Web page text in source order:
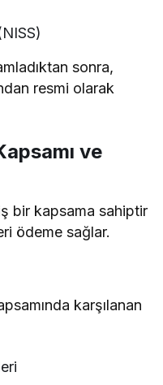
sonra,
resmi olarak
ve
bir kapsama sahiptir
ödeme sağlar.
karşılanan